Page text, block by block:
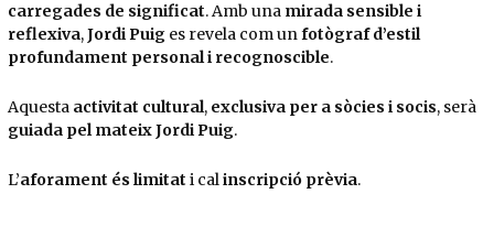
carregades de significat. Amb una mirada sensible i
reflexiva,Jordi Puig es revela com unfotògraf d’estil
profundament personal i recognoscible.
Aquesta activitat cultural, exclusiva per a sòcies i socis, serà
guiada pel mateix Jordi Puig.
L’aforament és limitat i calinscripció prèvia.